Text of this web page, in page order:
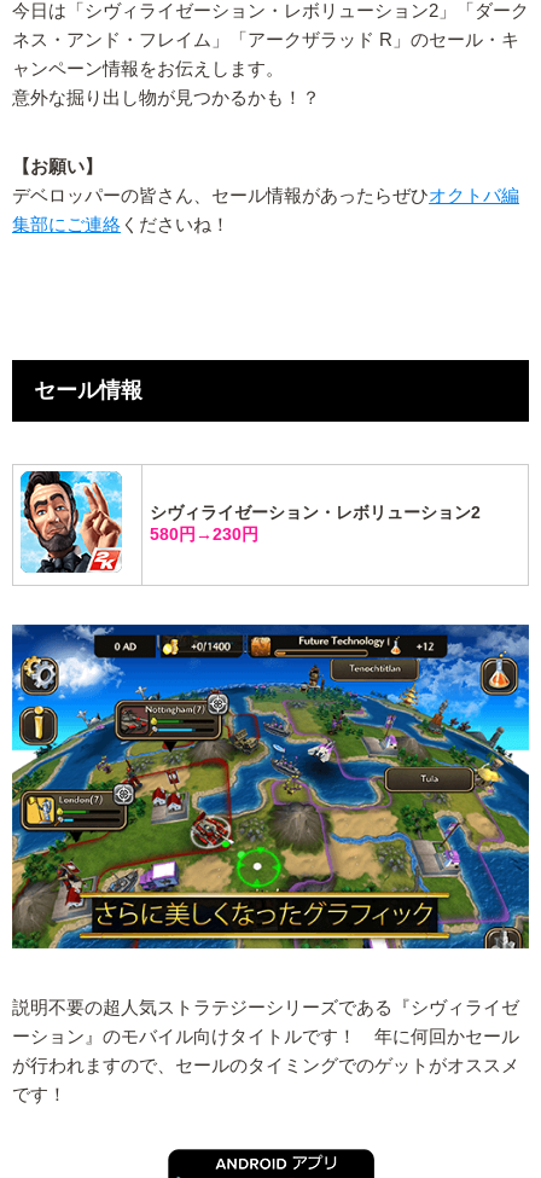
今日は「シヴィライゼーション・レボリューション2」「ダーク
ネス・アンド・フレイム」「アークザラッド R」のセール・キ
ャンペーン情報をお伝えします。
意外な掘り出し物が見つかるかも！？
【お願い】
デベロッパーの皆さん、セール情報があったらぜひオクトバ編
集部にご連絡 くださいね！
セール情報
シヴィライゼーション・レボリューション2
580円→230円
説明不要の超人気ストラテジーシリーズである『シヴィライゼ
ーション』のモバイル向けタイトルです！ 年に何回かセール
が行われますので、セールのタイミングでのゲットがオススメ
です！